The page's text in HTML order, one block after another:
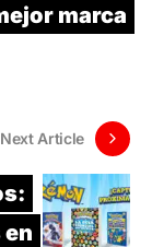
marca
Next Article